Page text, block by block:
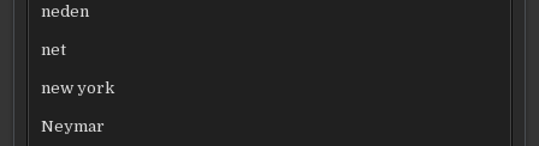
neden
net
new york
Neymar